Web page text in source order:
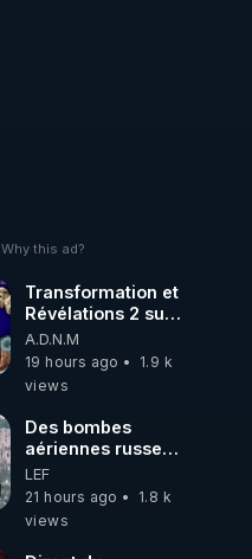
Why this ad?
Transformation et
Révélations 2 sur
2 - live du
07/08/26
A.D.N.M
19 hours ago
1.9 k
views
Des bombes
aériennes russes
anéantissent les
centres de
contrôle de
brigades
LEF
21 hours ago
1.8 k
views